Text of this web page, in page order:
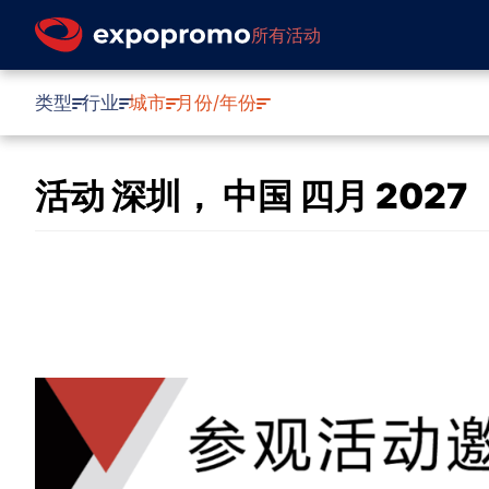
所有活动
类型 行业 城市 月份/年份
活动 深圳， 中国 四月 2027